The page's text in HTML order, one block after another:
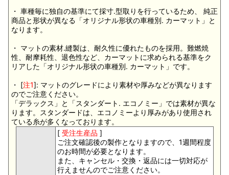
・ 車種毎に独自の基準にて採寸.型取りを行っているため、 純正
商品と形状が異なる「オリジナル形状の車種別. カーマット」と
なります。
・ マットの素材.縫製は、耐久性に優れたものを採用。難燃焼
性、耐摩耗性、退色性など、カーマットに求められる基準をク
リアした「オリジナル形状の車種別. カーマット」です。
・ [注1]: マットのグレードにより素材や厚みなどが異なります
のでご注意ください。
「デラックス」と「スタンダート. エコノミー」では素材が異な
ります。スタンダードは、エコノミーより厚みがあり使用され
ている糸が多くなっております。
[ 受注生産品 ]
ご注文確認後の製作となりますので、1週間程度
のお時間が必要となります。
また、キャンセル・交換・返品には一切対応が
行えませんのでご注意ください。